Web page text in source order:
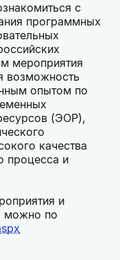
с
программных
мероприятия
возможность
опытом по
(ЭОР),
качества
процесса и
и
можно по